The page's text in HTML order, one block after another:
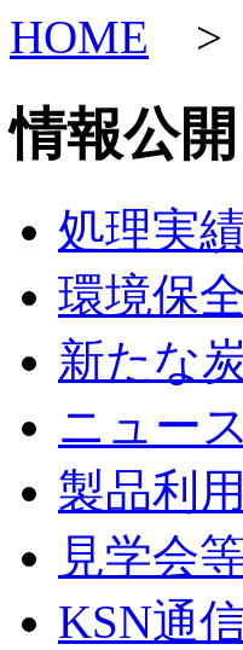
HOME
情報公開
処理実
環境保
新たな
ニュー
製品利
見学会
KSN通